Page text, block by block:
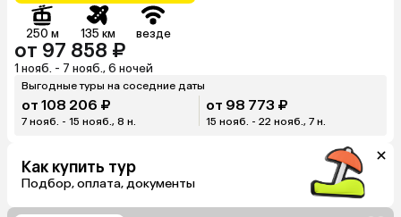
250 м 135 км везде
от 97 858 ₽
1 нояб. - 7 нояб., 6 ночей
Выгодные туры на соседние даты
от 108 206 ₽
7 нояб. - 15 нояб., 8 н.
от 98 773 ₽
15 нояб. - 22 нояб., 7 н.
Как купить тур
Подбор, оплата, документы